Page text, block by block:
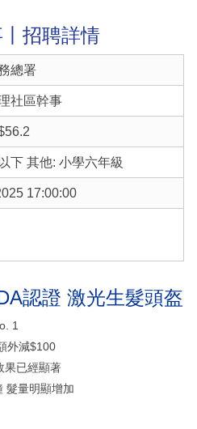
招聘詳情
總署
社區幹事
下 其他: 小學六年級
17:00:00
認證 激光生髮頭盔
1
外減$100
果已經顯著
髮量明顯增加